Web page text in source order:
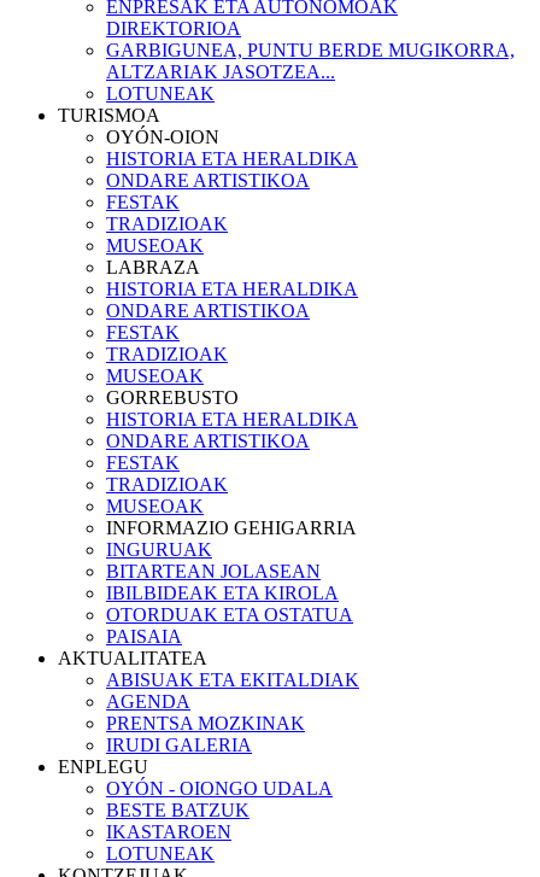
ENPRESAK ETA AUTONOMOAK
DIREKTORIOA
GARBIGUNEA, PUNTU BERDE MUGIKORRA,
ALTZARIAK JASOTZEA...
LOTUNEAK
TURISMOA
OYÓN-OION
HISTORIA ETA HERALDIKA
ONDARE ARTISTIKOA
FESTAK
TRADIZIOAK
MUSEOAK
LABRAZA
HISTORIA ETA HERALDIKA
ONDARE ARTISTIKOA
FESTAK
TRADIZIOAK
MUSEOAK
GORREBUSTO
HISTORIA ETA HERALDIKA
ONDARE ARTISTIKOA
FESTAK
TRADIZIOAK
MUSEOAK
INFORMAZIO GEHIGARRIA
INGURUAK
BITARTEAN JOLASEAN
IBILBIDEAK ETA KIROLA
OTORDUAK ETA OSTATUA
PAISAIA
AKTUALITATEA
ABISUAK ETA EKITALDIAK
AGENDA
PRENTSA MOZKINAK
IRUDI GALERIA
ENPLEGU
OYÓN - OIONGO UDALA
BESTE BATZUK
IKASTAROEN
LOTUNEAK